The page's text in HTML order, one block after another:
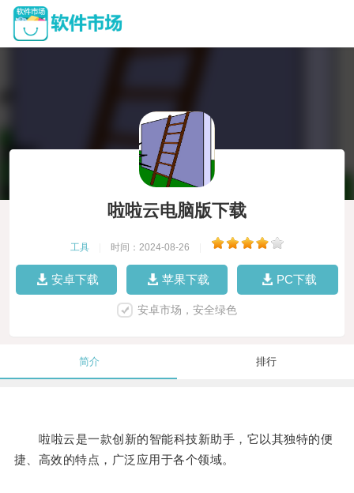
啦啦云电脑版下载
工具 时间：2024-08-26
安卓下载 苹果下载 PC下载
安卓市场，安全绿色
简介 排行
啦啦云是一款创新的智能科技新助手，它以其独特的便
捷、高效的特点，广泛应用于各个领域。